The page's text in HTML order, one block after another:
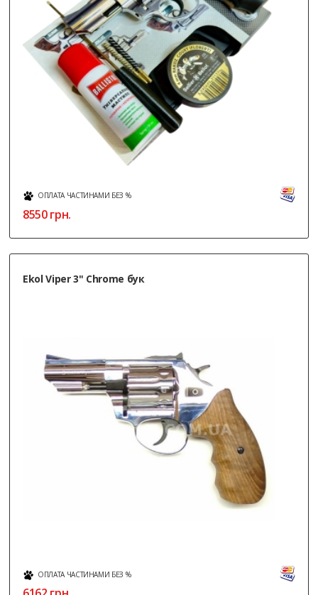
ОПЛАТА ЧАСТИНАМИ БЕЗ %
8550грн.
Ekol Viper 3" Chrome бук
ОПЛАТА ЧАСТИНАМИ БЕЗ %